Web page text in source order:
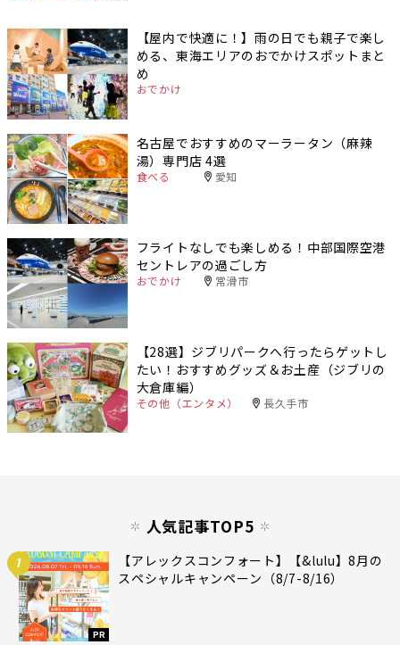
【屋内で快適に！】雨の日でも親子で楽し
める、東海エリアのおでかけスポットまと
め
おでかけ
名古屋でおすすめのマーラータン（麻辣
湯）専門店 4選
食べる 愛知
フライトなしでも楽しめる！中部国際空港
セントレアの過ごし方
おでかけ 常滑市
【28選】ジブリパークへ行ったらゲットし
たい！おすすめグッズ＆お土産（ジブリの
大倉庫編）
その他（エンタメ） 長久手市
人気記事TOP5
1
PR
【アレックスコンフォート】【&lulu】8月の
スペシャルキャンペーン（8/7-8/16）